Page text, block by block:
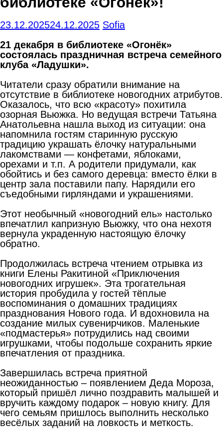
23.12.202524.12.2025 Sofia
21 декабря в библиотеке «Огонёк»
состоялась праздничная встреча семейного
клуба «Ладушки».
Читатели сразу обратили внимание на
отсутствие в библиотеке новогодних атрибутов.
Оказалось, что всю «красоту» похитила
озорная Вьюжка. Но ведущая встречи Татьяна
Анатольевна нашла выход из ситуации: она
напомнила гостям старинную русскую
традицию украшать ёлочку натуральными
лакомствами — конфетами, яблоками,
орехами и т.п. А родители придумали, как
обойтись и без самого деревца: вместо ёлки в
центр зала поставили папу. Нарядили его
съедобными гирляндами и украшениями.
Этот необычный «новогодний ель» настолько
впечатлил капризную Вьюжку, что она нехотя
вернула украденную настоящую ёлочку
обратно.
Продолжилась встреча чтением отрывка из
книги Елены Ракитиной «Приключения
новогодних игрушек». Эта трогательная
история пробудила у гостей тёплые
воспоминания о домашних традициях
празднования Нового года. И вдохновила на
создание милых сувенирчиков. Маленькие
«подмастерья» потрудились над своими
игрушками, чтобы подольше сохранить яркие
впечатления от праздника.
Завершилась встреча приятной
неожиданностью – появлением Деда Мороза,
который пришёл лично поздравить малышей и
вручить каждому подарок – новую книгу. Для
чего семьям пришлось выполнить несколько
весёлых заданий на ловкость и меткость.